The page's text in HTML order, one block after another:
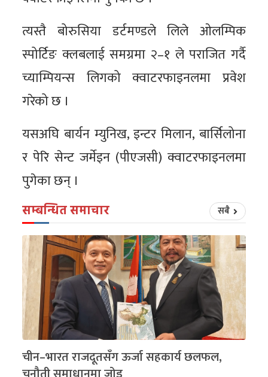
त्यस्तै बोरुसिया डर्टमण्डले लिले ओलम्पिक
स्पोर्टिङ क्लबलाई समग्रमा २–१ ले पराजित गर्दै
च्याम्पियन्स लिगको क्वाटरफाइनलमा प्रवेश
गरेको छ ।
यसअघि बार्यन म्युनिख, इन्टर मिलान, बार्सिलोना
र पेरि सेन्ट जर्मेइन (पीएजसी) क्वाटरफाइनलमा
पुगेका छन् ।
सम्बन्धित समाचार सबै
चीन–भारत राजदूतसँग ऊर्जा सहकार्य छलफल,